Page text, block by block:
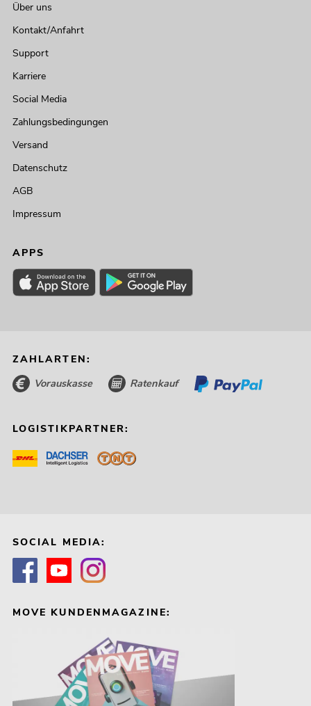
Über uns
Kontakt/Anfahrt
Support
Karriere
Social Media
Zahlungsbedingungen
Versand
Datenschutz
AGB
Impressum
APPS
ZAHLARTEN:
Vorauskasse Ratenkauf
LOGISTIKPARTNER:
SOCIAL MEDIA:
MOVE KUNDENMAGAZINE: